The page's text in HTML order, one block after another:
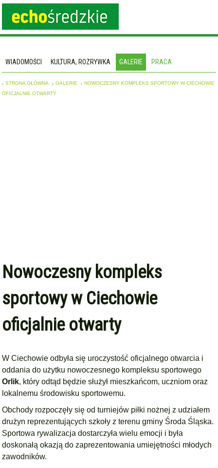
WIADOMOŚCI KULTURA, ROZRYWKA GALERIE PRACA
STRONA GŁÓWNA GALERIE
NOWOCZESNY KOMPLEKS SPORTOWY W CIECHOWIE
OFICJALNIE OTWARTY
Nowoczesny kompleks
sportowy w Ciechowie
oficjalnie otwarty
W Ciechowie odbyła się uroczystość oficjalnego otwarcia i
oddania do użytku nowoczesnego kompleksu sportowego
Orlik, który odtąd będzie służył mieszkańcom, uczniom oraz
lokalnemu środowisku sportowemu.
Obchody rozpoczęły się od turniejów piłki nożnej z udziałem
drużyn reprezentujących szkoły z terenu gminy Środa Śląska.
Sportowa rywalizacja dostarczyła wielu emocji i była
doskonałą okazją do zaprezentowania umiejętności młodych
zawodników.